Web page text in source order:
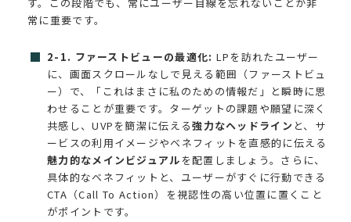
常に重要です。
2-1. ファーストビューの最適化: LPを訪れたユーザー
に、画面スクロールなしで見える範囲（ファーストビュ
ー）で、「これはまさに私のための情報だ」と瞬時に思
わせることが重要です。ターゲットの課題や願望に深く
共感し、UVPを簡潔に伝える強力なヘッドライン と、サ
ービスの利用イメージやベネフィットを直感的に伝える
魅力的なメインビジュアル を配置しましょう。さらに、
具体的なベネフィットと、ユーザーがすぐに行動できる
CTA（Call To Action）を視認性の高い位置に置くこと
がポイントです。